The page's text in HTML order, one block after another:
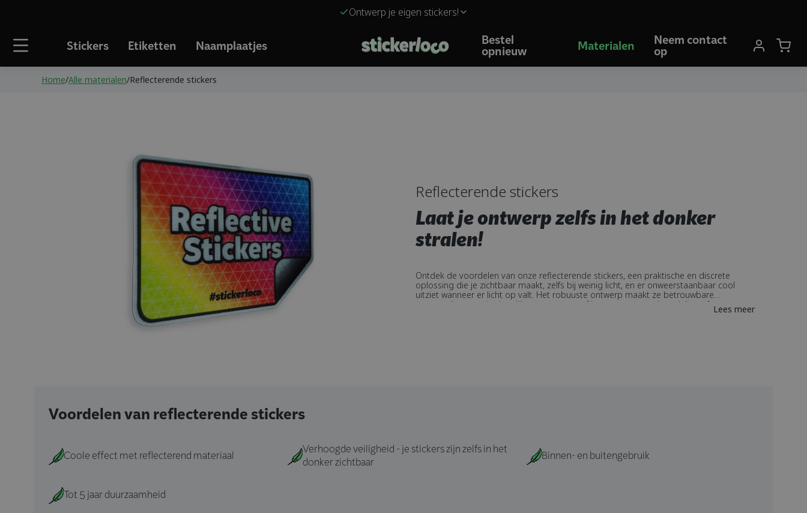
Ontwerp je eigen stickers!
Stickers Etiketten Naamplaatjes
Bestel
opnieuw
Materialen
Neem contact
op
Home/Alle materialen/Reflecterende stickers
Reflecterende stickers
Laat je ontwerp zelfs in het donker
stralen!
Ontdek de voordelen van onze reflecterende stickers, een praktische en discrete
oplossing die je zichtbaar maakt, zelfs bij weinig licht, en er onweerstaanbaar cool
uitziet wanneer er licht op valt. Het robuuste ontwerp maakt ze betrouwbare
metgezellen voor je dagelijkse avonturen, of het nu een avondwandeling of eenLees meer
Voordelen van reflecterende stickers
Coole effect met reflecterend materiaal
Verhoogde veiligheid - je stickers zijn zelfs in het
donker zichtbaar
Binnen- en buitengebruik
Tot 5 jaar duurzaamheid